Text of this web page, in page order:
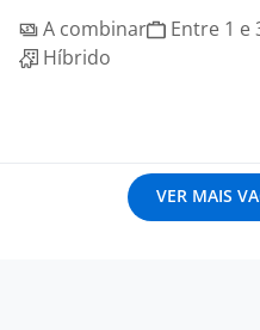
A combinar
Entre 1 e
Híbrido
VER MAIS